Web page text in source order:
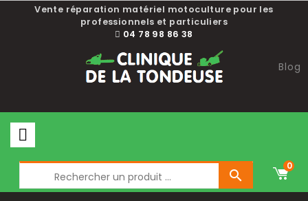
Vente réparation matériel motoculture pour les
professionnels et particuliers
04 78 98 86 38
Blog

0